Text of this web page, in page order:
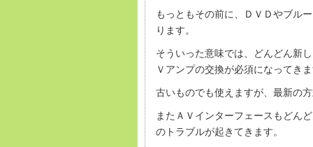
もっともその前に、ＤＶＤやブル
ります。
そういった意味では、どんどん新
Ｖアンプの交換が必須になってき
古いものでも使えますが、最新の
またＡＶインターフェースもどん
のトラブルが起きてきます。